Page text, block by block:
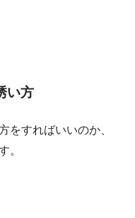
い方
をすればいいのか、
。